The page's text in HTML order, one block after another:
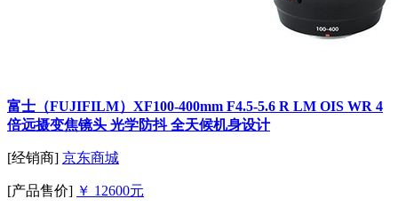
富士（FUJIFILM）XF100-400mm F4.5-5.6 R LM OIS WR 4
倍远摄变焦镜头 光学防抖 全天候机身设计
[经销商] 京东商城
[产品售价] ￥ 12600元